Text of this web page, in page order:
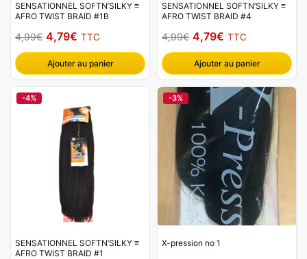
SENSATIONNEL SOFTN’SILKY ≡
AFRO TWIST BRAID #1B
4,99€ Le
prix
initial
était :
4,99€.
4,79€ Le
prix
actuel
est :
4,79€.
TTC
Ajouter au panier
SENSATIONNEL SOFTN’SILKY ≡
AFRO TWIST BRAID #4
4,99€ Le
prix
initial
était :
4,99€.
4,79€ Le
prix
actuel
est :
4,79€.
TTC
Ajouter au panier
-4%
SENSATIONNEL SOFTN’SILKY ≡
AFRO TWIST BRAID #1
-3%
X-pression no 1